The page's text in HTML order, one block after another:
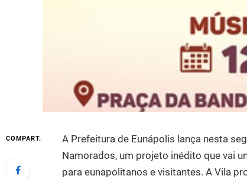
COMPART.
A Prefeitura de Eunápolis lança nesta
Namorados, um projeto inédito que vai
para eunapolitanos e visitantes. A Vila